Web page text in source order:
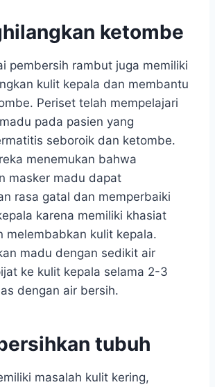
ketombe
pembersih rambut juga memiliki
kulit kepala dan membantu
Periset telah mempelajari
pada pasien yang
seboroik dan ketombe.
menemukan bahwa
masker madu dapat
rasa gatal dan memperbaiki
karena memiliki khasiat
melembabkan kulit kepala.
madu dengan sedikit air
ke kulit kepala selama 2-3
dengan air bersih.
tubuh
masalah kulit kering,